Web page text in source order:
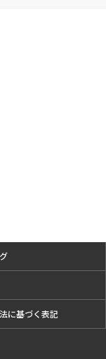
に基づく表記